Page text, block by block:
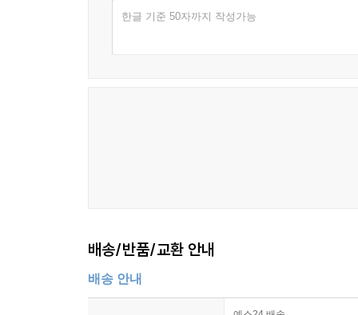
한글 기준 50자까지 작성가능
배송/반품/교환 안내
배송 안내